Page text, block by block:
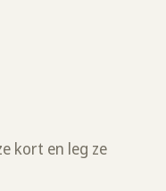
kort en leg ze